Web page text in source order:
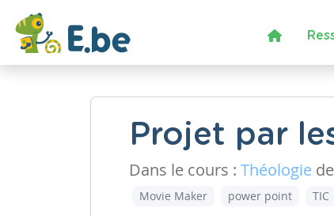
Projet par
Dans le cours : Théologie
Movie Maker power point
TIC